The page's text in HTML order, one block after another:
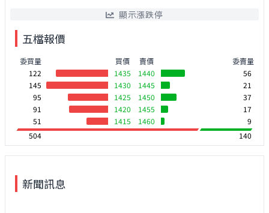
顯示漲跌停
五檔報價
委買量
買價
122
1435
145
1430
95
1425
91
1420
51
1415
賣價
委賣量
1440
56
1445
21
1450
37
1455
17
1460
9
504
140
新聞訊息